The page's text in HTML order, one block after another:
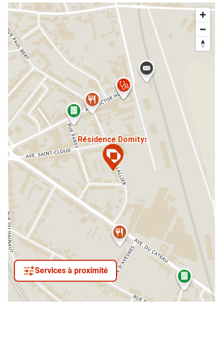
Services à proximité